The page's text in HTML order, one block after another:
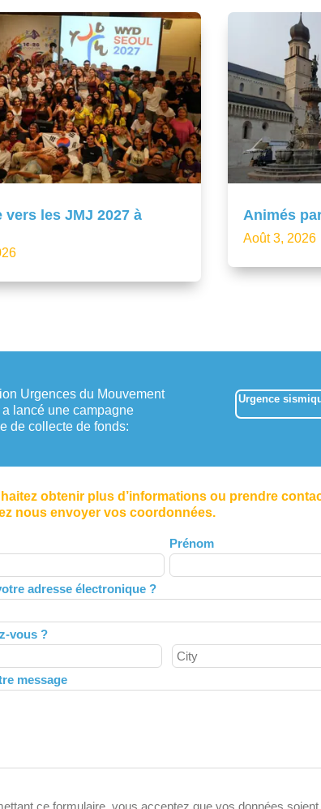
vers les JMJ 2027 à
Animés
Août 3, 2026
Urgences du Mouvement
lancé une campagne
de collecte de fonds:
Urgence
obtenir plus d’informations ou prendre
nous envoyer vos coordonnées.
Prénom
adresse électronique ?
vous ?
message
ce formulaire, vous acceptez que vos données